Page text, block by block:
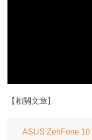
【相關文章】
ASUS ZenFone